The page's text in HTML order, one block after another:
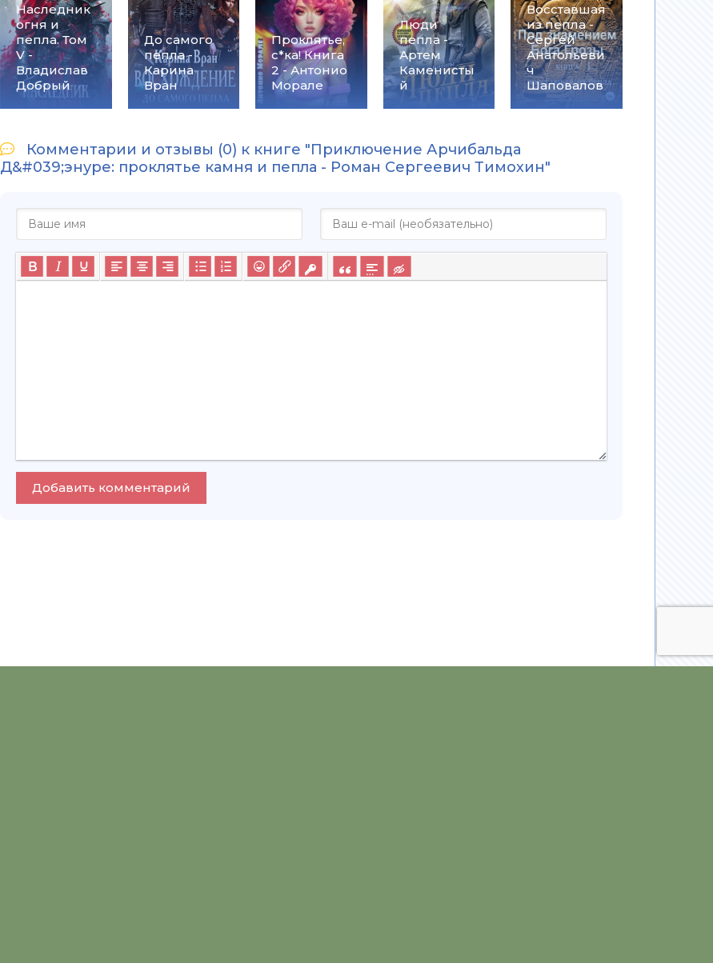
Наследник
огня и
пепла. Том
V -
Владислав
Добрый
До самого
пепла -
Карина
Вран
Проклятье,
с*ка! Книга
2 - Антонио
Морале
Люди
пепла -
Артем
Каменисты
й
Восставшая
из пепла -
Сергей
Анатольеви
ч
Шаповалов
Комментарии и отзывы (0) к книге "Приключение Арчибальда
Д&#039;энуре: проклятье камня и пепла - Роман Сергеевич Тимохин"
Добавить комментарий